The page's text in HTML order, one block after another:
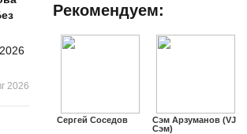
2026
Рекомендуем:
Сергей Соседов
Сэм Арзуманов (VJ
Сэм)